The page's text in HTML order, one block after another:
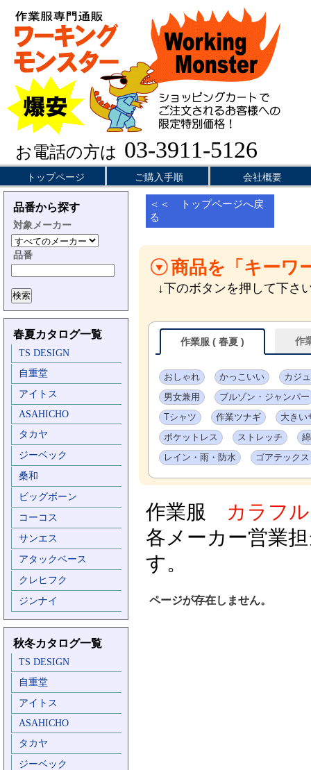
お電話の方は 03-3911-5126
トップページ ご購入手順 会社概要
品番から探す
対象メーカー
品番
春夏カタログ一覧
TS DESIGN
自重堂
アイトス
ASAHICHO
タカヤ
ジーベック
桑和
ビッグボーン
コーコス
サンエス
アタックベース
クレヒフク
ジンナイ
秋冬カタログ一覧
TS DESIGN
自重堂
アイトス
ASAHICHO
タカヤ
ジーベック
＜＜ トップページへ戻
る
商品を「キーワ
↓下のボタンを押して下さ
作業服 ( 春夏 ) 作
おしゃれ かっこいい
カジ
男女兼用
ブルゾン・ジャンパー
Tシャツ
作業ツナギ
大きい
ポケットレス
ストレッチ
レイン・雨・防水
ゴアテックス
作業服 カラフ
各メーカー営業
す。
ページが存在しません。